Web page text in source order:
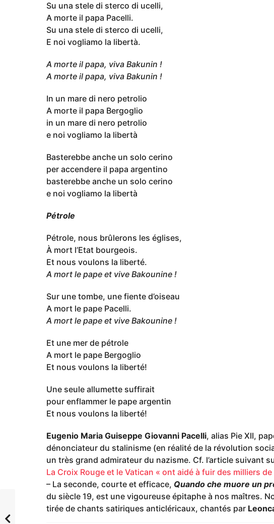
Su una stele di sterco di ucelli,
A morte il papa Pacelli.
Su una stele di sterco di ucelli,
E noi vogliamo la libertà.
A morte il papa, viva Bakunin !
A morte il papa, viva Bakunin !
In un mare di nero petrolio
A morte il papa Bergoglio
in un mare di nero petrolio
e noi vogliamo la libertà
Basterebbe anche un solo cerino
per accendere il papa argentino
basterebbe anche un solo cerino
e noi vogliamo la libertà
Pétrole
Pétrole, nous brûlerons les églises,
À mort l’Etat bourgeois.
Et nous voulons la liberté.
A mort le pape et vive Bakounine !
Sur une tombe, une fiente d’oiseau
A mort le pape Pacelli.
A mort le pape et vive Bakounine !
Et une mer de pétrole
A mort le pape Bergoglio
Et nous voulons la liberté!
Une seule allumette suffirait
pour enflammer le pape argentin
Et nous voulons la liberté!
Eugenio Maria Guiseppe Giovanni Pacelli, alias Pie XII,
dénonciateur du stalinisme (en réalité de la révolution
un très grand admirateur du nazisme. Cf. l’article suivant
La Croix Rouge et le Vatican « ont aidé à fuir des milliers
– La seconde, courte et efficace, Quando che muore un
du siècle 19, est une vigoureuse épitaphe à nos maîtres.
tirée de chants satiriques anticléricaux, chantés par